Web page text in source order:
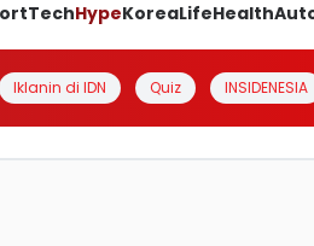
TechHypeKoreaLifeHealth
Iklanin di IDN Quiz INSIDENESIA